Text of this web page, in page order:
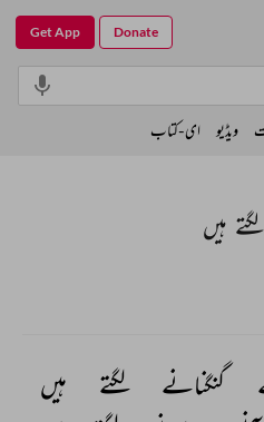
ہیں
گنگنانے لگتے
ہیں
Get App Donate
ویڈیو ای-کتاب